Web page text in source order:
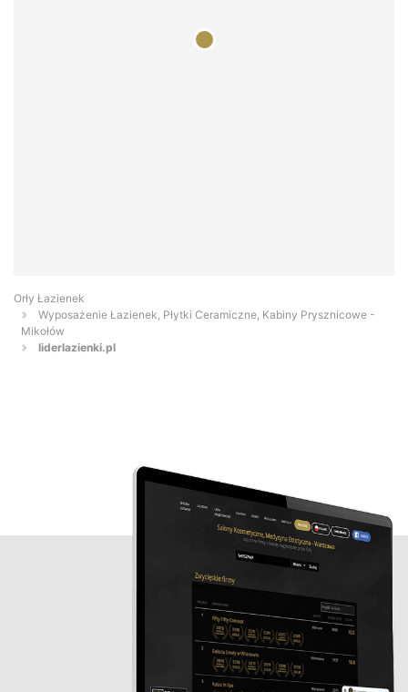
Orły Łazienek
Wyposażenie Łazienek, Płytki Ceramiczne, Kabiny Prysznicowe -
Mikołów
liderlazienki.pl